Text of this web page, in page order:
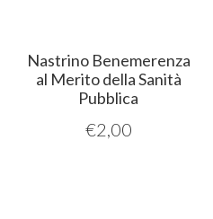
Nastrino Benemerenza
al Merito della Sanità
Pubblica
€2,00